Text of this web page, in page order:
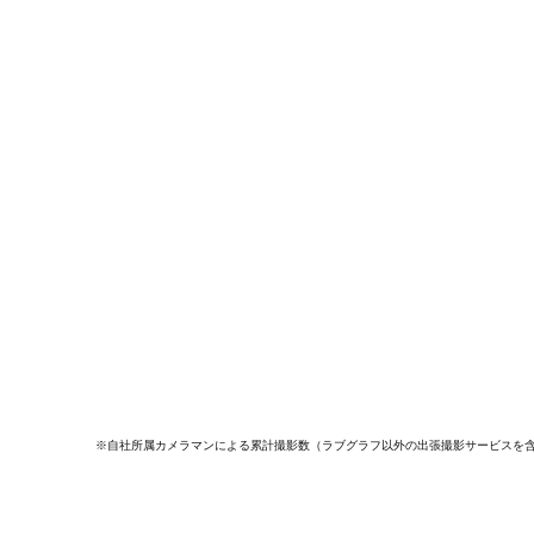
※自社所属カメラマンによる累計撮影数（ラブグラフ以外の出張撮影サービスを